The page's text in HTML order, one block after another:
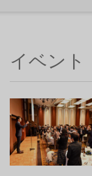
イベント